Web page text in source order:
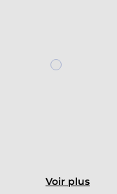
Voir plus